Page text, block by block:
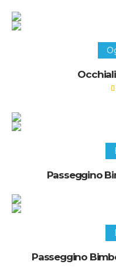
Passeggino
Passeggino